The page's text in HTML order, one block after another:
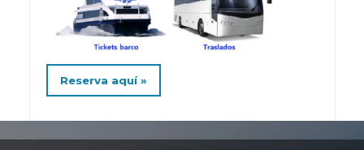
Reserva aquí »